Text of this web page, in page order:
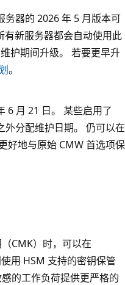
器的 2026 年 5 月版本可
有新服务器都会自动使用此
护期间升级。 若要更早升
。
6 月 21 日。 某些启用了
外分配维护日期。 仍可以在
好地与原始 CMW 首选项保
CMK）时，可以在
用 HSM 支持的密钥保管
的工作负荷提供更严格的